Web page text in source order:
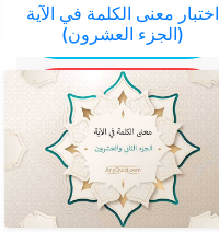
اختبار معنى الكلمة في الآية
(الجزء العشرون)